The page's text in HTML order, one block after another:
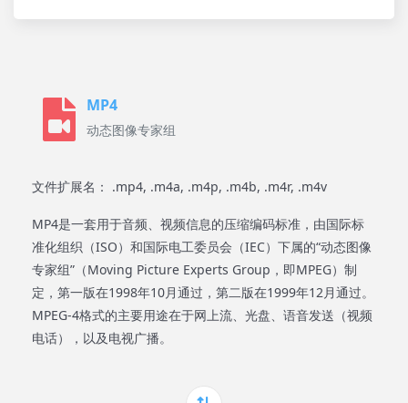
MP4
动态图像专家组
文件扩展名： .mp4, .m4a, .m4p, .m4b, .m4r, .m4v
MP4是一套用于音频、视频信息的压缩编码标准，由国际标
准化组织（ISO）和国际电工委员会（IEC）下属的“动态图像
专家组”（Moving Picture Experts Group，即MPEG）制
定，第一版在1998年10月通过，第二版在1999年12月通过。
MPEG-4格式的主要用途在于网上流、光盘、语音发送（视频
电话），以及电视广播。